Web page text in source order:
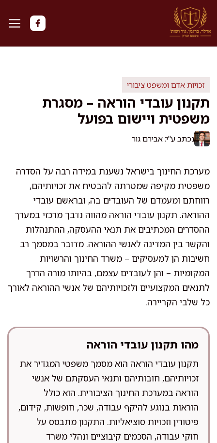
לדלג
לתוכן
זכויות אדם ומשפט ציבורי
תקנון עובדי הוראה – מסגרת
משפטית ויישום בפועל
נכתב ע"י: אבירם גור
מערכת החינוך בישראל נשענת במידה רבה על הסדרה
משפטית מקיפה שמטרתה להבטיח את זכויותיהם,
רווחתם ומעמדם של העובדים בה, ובראשם עובדי
ההוראה. תקנון עובדי הוראה מהווה נדבך מרכזי במערך
ההסדרים המכתיבים את תנאי ההעסקה, ההתנהלות
והקשר בין המדינה לאנשי ההוראה. מדובר במסמך רב
חשיבות הן למעסיקים – משרד החינוך והרשויות
המקומיות – והן לעובדים עצמם, בהיותו מורה הדרך
לתנאים המקצועיים ולזכויותיהם של אנשי ההוראה לאורך
כל שלבי הקריירה.
מהו תקנון עובדי הוראה
תקנון עובדי הוראה הוא מסמך משפטי המגדיר את
זכויותיהם, חובותיהם ותנאי העסקתם של אנשי
הוראה במערכת החינוך הציבורית. הוא כולל
הוראות בנוגע להיקף עבודה, שכר, חופשות, קידום,
פיטורין וזכויות סוציאליות. התקנון מתבסס על
חוקי עבודה, הסכמים קיבוציים ונהלי משרד